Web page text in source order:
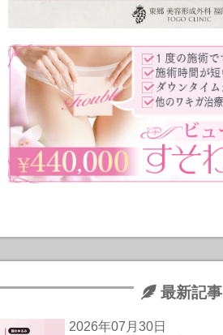
最新記事
2026年07月30日